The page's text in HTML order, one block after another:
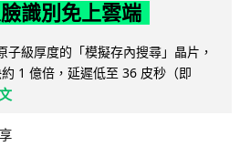
識別免上雲端
子級厚度的「模擬存內搜尋」晶片，
1 億倍，延遲低至 36 皮秒（即